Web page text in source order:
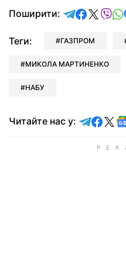
Поширити:
Теги: ГАЗПРОМ
МИКОЛА МАРТИНЕНКО
НАБУ
Читайте нас у: